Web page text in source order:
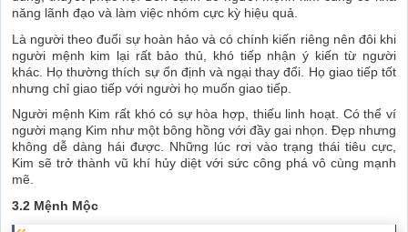
năng lãnh đạo và làm việc nhóm cực kỳ hiệu quả.
Là người theo đuổi sự hoàn hảo và có chính kiến riêng nên đôi khi
người mệnh kim lại rất bảo thủ, khó tiếp nhận ý kiến từ người
khác. Họ thường thích sự ổn định và ngại thay đổi. Họ giao tiếp tốt
nhưng chỉ giao tiếp với người họ muốn giao tiếp.
Người mệnh Kim rất khó có sự hòa hợp, thiếu linh hoạt. Có thể ví
người mạng Kim như một bông hồng với đầy gai nhọn. Đẹp nhưng
không dễ dàng hái được. Những lúc rơi vào trạng thái tiêu cực,
Kim sẽ trở thành vũ khí hủy diệt với sức công phá vô cùng mạnh
mẽ.
3.2 Mệnh Mộc